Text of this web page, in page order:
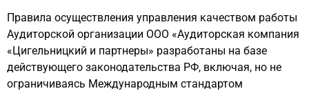
Правила осуществления управления качеством работы
Аудиторской организации ООО «Аудиторская компания
«Цигельницкий и партнеры» разработаны на базе
действующего законодательства РФ, включая, но не
ограничиваясь Международным стандартом